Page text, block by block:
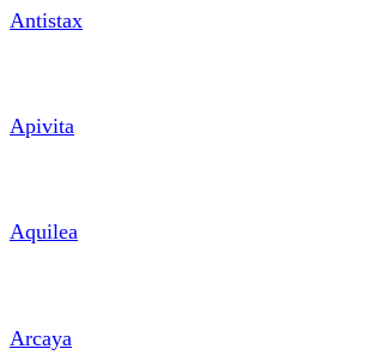
Antistax
Apivita
Aquilea
Arcaya